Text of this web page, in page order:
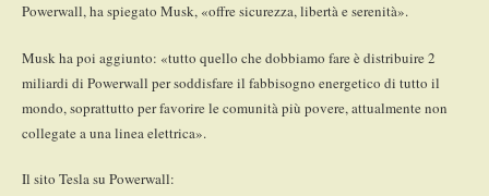
Powerwall, ha spiegato Musk, «offre sicurezza, libertà e serenità».
Musk ha poi aggiunto: «tutto quello che dobbiamo fare è distribuire 2
miliardi di Powerwall per soddisfare il fabbisogno energetico di tutto il
mondo, soprattutto per favorire le comunità più povere, attualmente non
collegate a una linea elettrica».
Il sito Tesla su Powerwall: